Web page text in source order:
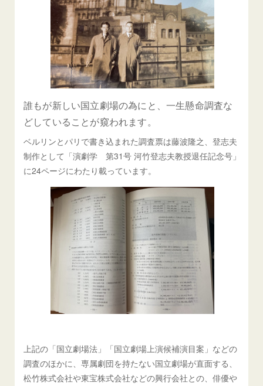
誰もが新しい国立劇場の為にと、一生懸命調査な
どしていることが窺われます。
ベルリンとパリで書き込まれた調査票は藤波隆之、登志夫
制作として「演劇学 第31号 河竹登志夫教授退任記念号」
に24ページにわたり載っています。
上記の「国立劇場法」「国立劇場上演候補演目案」などの
調査のほかに、専属劇団を持たない国立劇場が直面する、
松竹株式会社や東宝株式会社などの興行会社との、俳優や